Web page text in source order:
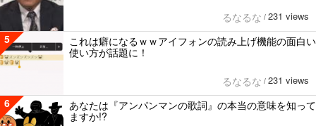
るなるな / 231 views
5
これは癖になるｗｗアイフォンの読み上げ機能の面白い
使い方が話題に！
るなるな / 231 views
6
あなたは『アンパンマンの歌詞』の本当の意味を知って
ますか!?